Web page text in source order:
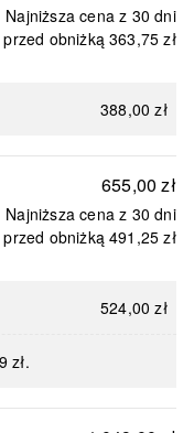
Najniższa cena z 30 dni
przed obniżką 363,75 zł
388,00 zł
655,00 zł
Najniższa cena z 30 dni
przed obniżką 491,25 zł
524,00 zł
zł.